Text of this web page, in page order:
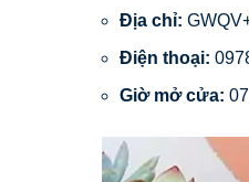
Địa chỉ:
Điện thoại:
Giờ mở cửa: